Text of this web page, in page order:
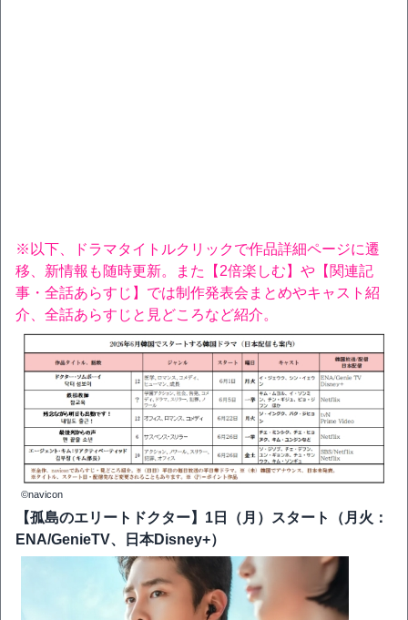
※以下、ドラマタイトルクリックで作品詳細ページに遷
移、新情報も随時更新。また【2倍楽しむ】や【関連記
事・全話あらすじ】では制作発表会まとめやキャスト紹
介、全話あらすじと見どころなど紹介。
©navicon
【孤島のエリートドクター】1日（月）スタート（月火：
ENA/GenieTV、日本Disney+）